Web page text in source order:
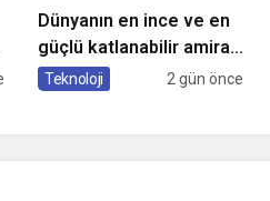
Dünyanın en ince ve en
güçlü katlanabilir amiral
gemisi HONOR Magic V6
Teknoloji 2 gün önce